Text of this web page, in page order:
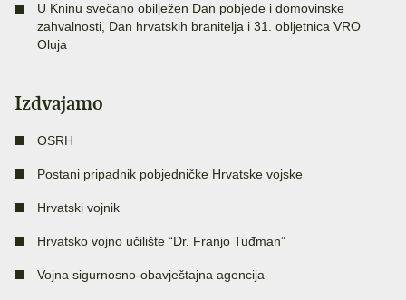
U Kninu svečano obilježen Dan pobjede i domovinske
zahvalnosti, Dan hrvatskih branitelja i 31. obljetnica VRO
Oluja
Izdvajamo
OSRH
Postani pripadnik pobjedničke Hrvatske vojske
Hrvatski vojnik
Hrvatsko vojno učilište “Dr. Franjo Tuđman”
Vojna sigurnosno-obavještajna agencija